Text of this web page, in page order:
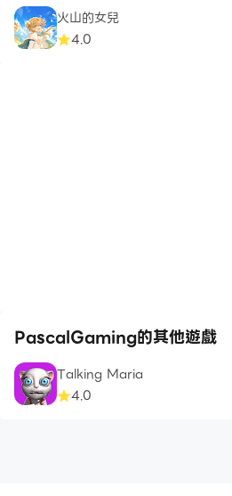
火山的女兒
4.0
PascalGaming的其他遊戲
Talking Maria
4.0